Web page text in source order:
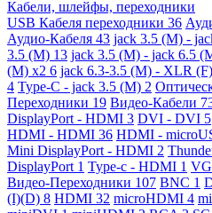
Кабели, шлейфы, переходники
USB Кабеля переходники 36
Аудио-Кабеля 43 jack 3.5 (M) -
3.5 (M) 13 jack 3.5 (M) - jack 6.5
(M) x2 6 jack 6.3-3.5 (M) - XLR (F)
4 Type-C - jack 3.5 (M) 2
Переходники 19 Видео-Кабели
DisplayPort - HDMI 3 DVI - DVI 5
HDMI - HDMI 36 HDMI -
Mini DisplayPort - HDMI 2
DisplayPort 1 Type-c - HDMI 1
Видео-Переходники 107 BNC 1
(I)(D) 8 HDMI 32 microHDMI 4